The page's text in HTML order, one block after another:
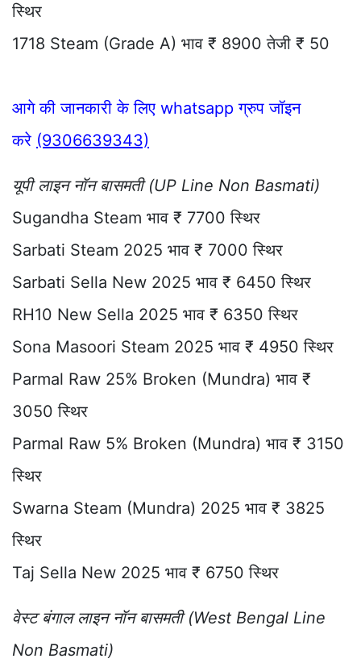
स्थिर
1718 Steam (Grade A) भाव ₹ 8900 तेजी ₹ 50
आगे की जानकारी के लिए whatsapp ग्रुप जॉइन
करे (9306639343)
यूपी लाइन नॉन बासमती (UP Line Non Basmati)
Sugandha Steam भाव ₹ 7700 स्थिर
Sarbati Steam 2025 भाव ₹ 7000 स्थिर
Sarbati Sella New 2025 भाव ₹ 6450 स्थिर
RH10 New Sella 2025 भाव ₹ 6350 स्थिर
Sona Masoori Steam 2025 भाव ₹ 4950 स्थिर
Parmal Raw 25% Broken (Mundra) भाव ₹
3050 स्थिर
Parmal Raw 5% Broken (Mundra) भाव ₹ 3150
स्थिर
Swarna Steam (Mundra) 2025 भाव ₹ 3825
स्थिर
Taj Sella New 2025 भाव ₹ 6750 स्थिर
वेस्ट बंगाल लाइन नॉन बासमती (West Bengal Line
Non Basmati)